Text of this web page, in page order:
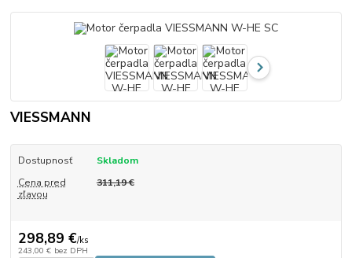
VIESSMANN
Dostupnosť
Skladom
Cena pred
zľavou
311,19 €
298,89 €/ks
243,00 € bez DPH